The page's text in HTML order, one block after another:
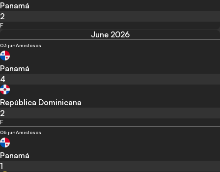
Panamá
2
F
June 2026
03 junAmistosos
Panamá
4
República Dominicana
2
F
06 junAmistosos
Panamá
1